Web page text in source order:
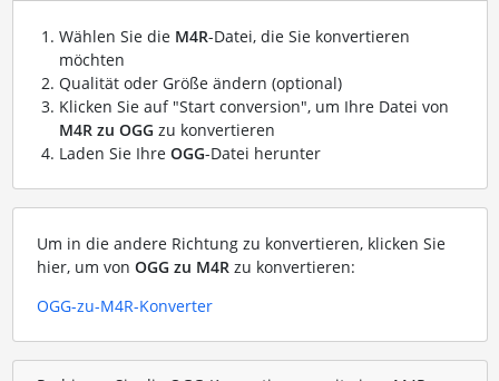
Wählen Sie die M4R-Datei, die Sie konvertieren
möchten
Qualität oder Größe ändern (optional)
Klicken Sie auf "Start conversion", um Ihre Datei von
M4R zu OGG zu konvertieren
Laden Sie Ihre OGG-Datei herunter
Um in die andere Richtung zu konvertieren, klicken Sie
hier, um von OGG zu M4Rzu konvertieren:
OGG-zu-M4R-Konverter